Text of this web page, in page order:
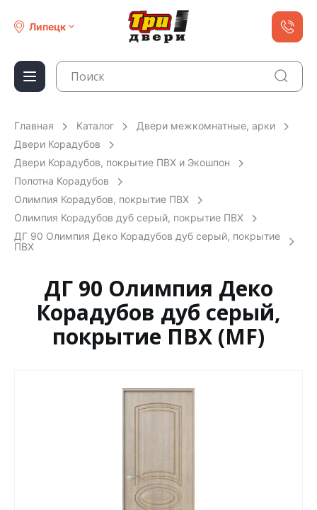
Липецк
Главная Каталог
Двери межкомнатные, арки
Двери Корадубов
Двери Корадубов, покрытие ПВХ и Экошпон
Полотна Корадубов
Олимпия Корадубов, покрытие ПВХ
Олимпия Корадубов дуб серый, покрытие ПВХ
ДГ 90 Олимпия Деко Корадубов дуб серый, покрытие
ПВХ
ДГ 90 Олимпия Деко
Корадубов дуб серый,
покрытие ПВХ (MF)